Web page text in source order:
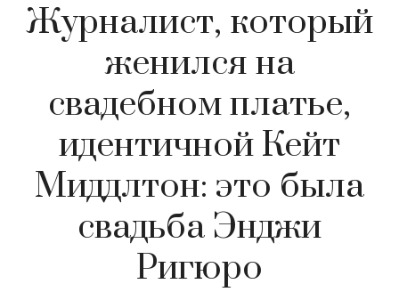
Журналист, который
женился на
свадебном платье,
идентичной Кейт
Миддлтон: это была
свадьба Энджи
Ригюро